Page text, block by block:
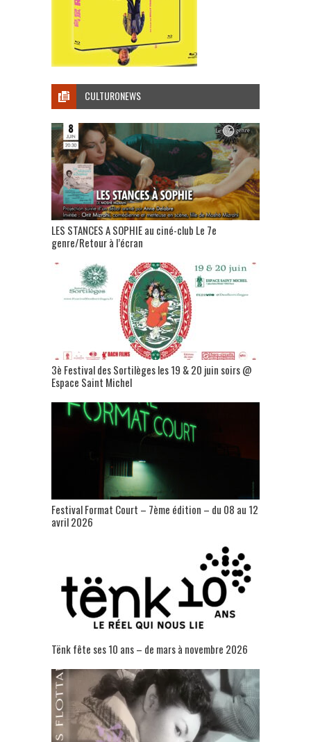
CULTURONEWS
LES STANCES A SOPHIE au ciné-club Le 7e
genre/Retour à l’écran
3è Festival des Sortilèges les 19 & 20 juin soirs @
Espace Saint Michel
Festival Format Court – 7ème édition – du 08 au 12
avril 2026
Tënk fête ses 10 ans – de mars à novembre 2026